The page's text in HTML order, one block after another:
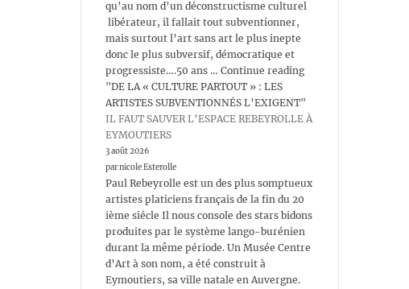
qu’au nom d’un déconstructisme culturel
libérateur, il fallait tout subventionner,
mais surtout l’art sans art le plus inepte
donc le plus subversif, démocratique et
progressiste….50 ans … Continue reading
"DE LA « CULTURE PARTOUT » : LES
ARTISTES SUBVENTIONNÉS L’EXIGENT"
IL FAUT SAUVER L’ESPACE REBEYROLLE À
EYMOUTIERS
3 août 2026
par nicole Esterolle
Paul Rebeyrolle est un des plus somptueux
artistes platiciens français de la fin du 20
ième siécle Il nous console des stars bidons
produites par le système lango-burénien
durant la même période. Un Musée Centre
d’Art à son nom, a été construit à
Eymoutiers, sa ville natale en Auvergne.